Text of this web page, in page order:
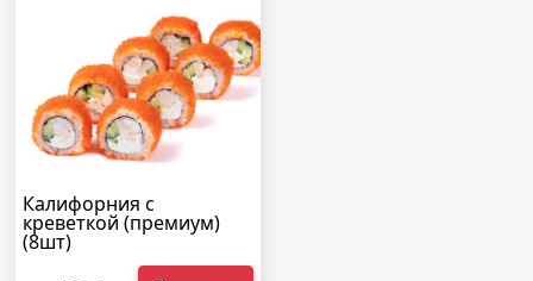
Калифорния с
креветкой (премиум)
(8шт)